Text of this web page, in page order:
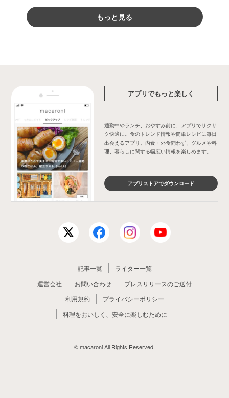
もっと見る
アプリでもっと楽しく
通勤中やランチ、おやすみ前に、アプリでサクサ
ク快適に。食のトレンド情報や簡単レシピに毎日
出会えるアプリ。内食・外食問わず、グルメや料
理、暮らしに関する幅広い情報を楽しめます。
アプリストアでダウンロード
記事一覧
ライター一覧
運営会社
お問い合わせ
プレスリリースのご送付
利用規約
プライバシーポリシー
料理をおいしく、安全に楽しむために
© macaroni All Rights Reserved.